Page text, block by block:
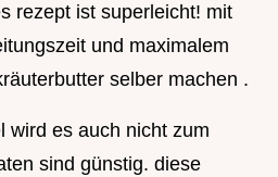
rezept ist superleicht! mit
und maximalem
selber machen .
wird es auch nicht zum
sind günstig. diese